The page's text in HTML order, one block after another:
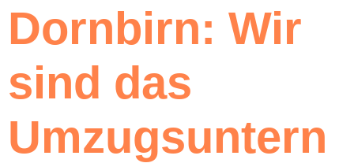
Dornbirn: Wir
sind das
Umzugsuntern